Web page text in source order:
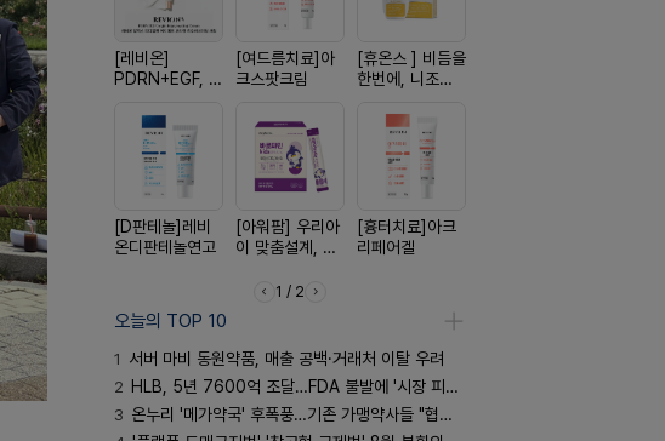
[레비온]
PDRN+EGF, 레
EGF 크림
[여드름치료]아
크스팟크림
[휴온스 ] 비듬을
한번에, 니조랄
[D판테놀]레비
온디판테놀연고
[아워팜] 우리아
이 맞춤설계, 바
더베리맛
[흉터치료]아크
리페어겔
1 / 2
오늘의 TOP 10
1 서버 마비 동원약품, 매출 공백·거래처 이탈 우려
2 HLB, 5년 7600억 조달…FDA 불발에 '시장 피로감'
3 온누리 '메가약국' 후폭풍…기존 가맹약사들 "협의체 만들자"